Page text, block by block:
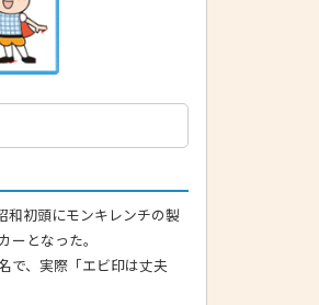
和初頭にモンキレンチの製
となった。
で、実際「エビ印は丈夫